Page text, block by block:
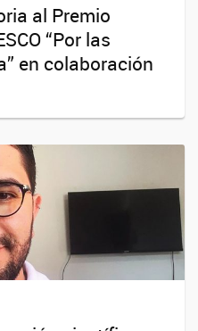
al Premio
“Por las
en colaboración